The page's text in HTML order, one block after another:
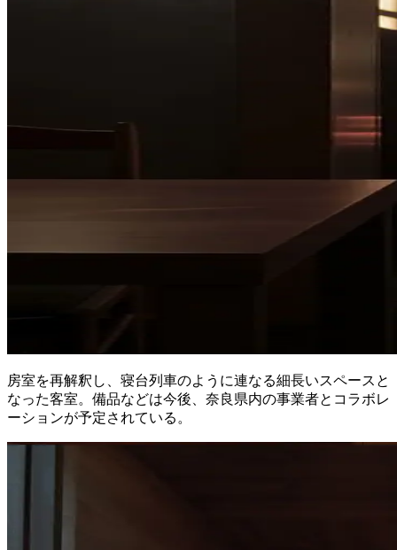
房室を再解釈し、寝台列車のように連なる細長いスペースと
なった客室。備品などは今後、奈良県内の事業者とコラボレ
ーションが予定されている。